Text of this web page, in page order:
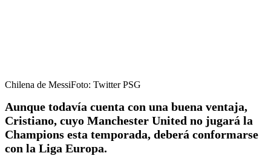
Chilena de MessiFoto: Twitter PSG
Aunque todavía cuenta con una buena ventaja,
Cristiano, cuyo Manchester United no jugará la
Champions esta temporada, deberá conformarse
con la Liga Europa.